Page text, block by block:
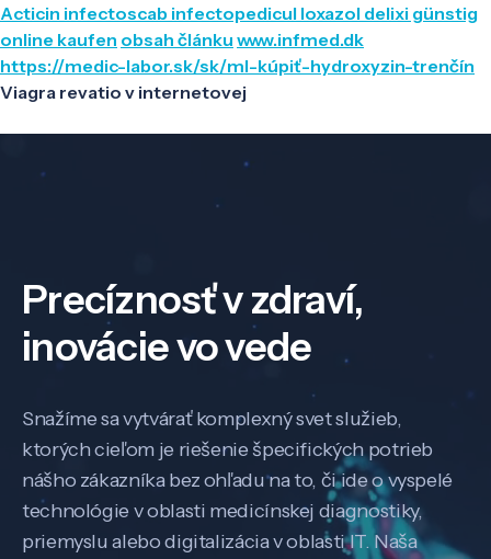
Acticin infectoscab infectopedicul loxazol delixi günstig
online kaufen obsah článku www.infmed.dk
https://medic-labor.sk/sk/ml-kúpiť-hydroxyzin-trenčín
Viagra revatio v internetovej
Precíznosť v zdraví,
inovácie vo vede
Snažíme sa vytvárať komplexný svet služieb,
ktorých cieľom je riešenie špecifických potrieb
nášho zákazníka bez ohľadu na to, či ide o vyspelé
technológie v oblasti medicínskej diagnostiky,
priemyslu alebo digitalizácia v oblasti IT. Naša